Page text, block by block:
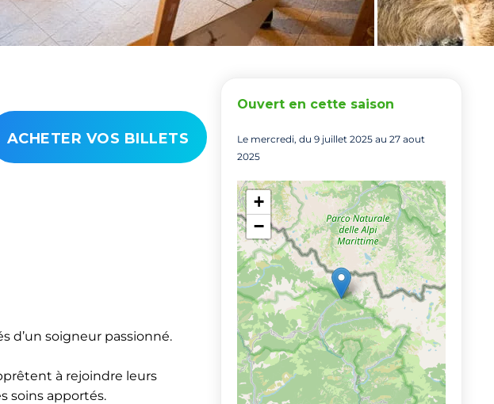
ACHETER VOS BILLETS
d’un soigneur passionné.
à rejoindre leurs
soins apportés.
Ouvert en cette saison
Le mercredi, du 9 juillet 2025 au 27 aout
2025
+
−